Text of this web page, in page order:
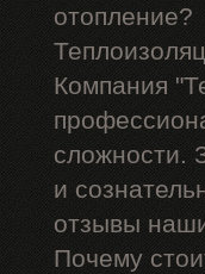
отопление?
Компания
сложности.
и
отзывы
Почему